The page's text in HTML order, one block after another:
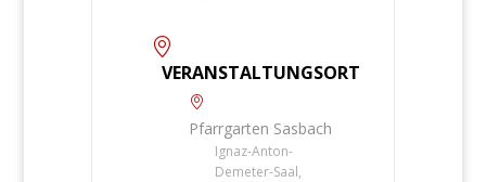
VERANSTALTUNGSORT
Pfarrgarten Sasbach
Ignaz-Anton-
Demeter-Saal,